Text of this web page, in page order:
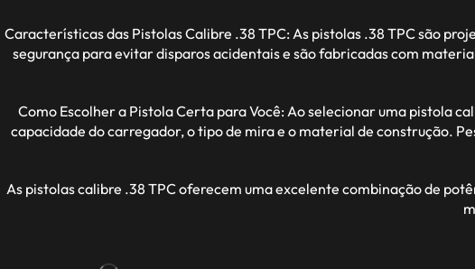
Características das Pistolas Calibre .38 TPC: As pistolas .38 TPC são
segurança para evitar disparos acidentais e são fabricadas com
Como Escolher a Pistola Certa para Você: Ao selecionar uma pistola
capacidade do carregador, o tipo de mira e o material de construção.
As pistolas calibre .38 TPC oferecem uma excelente combinação de